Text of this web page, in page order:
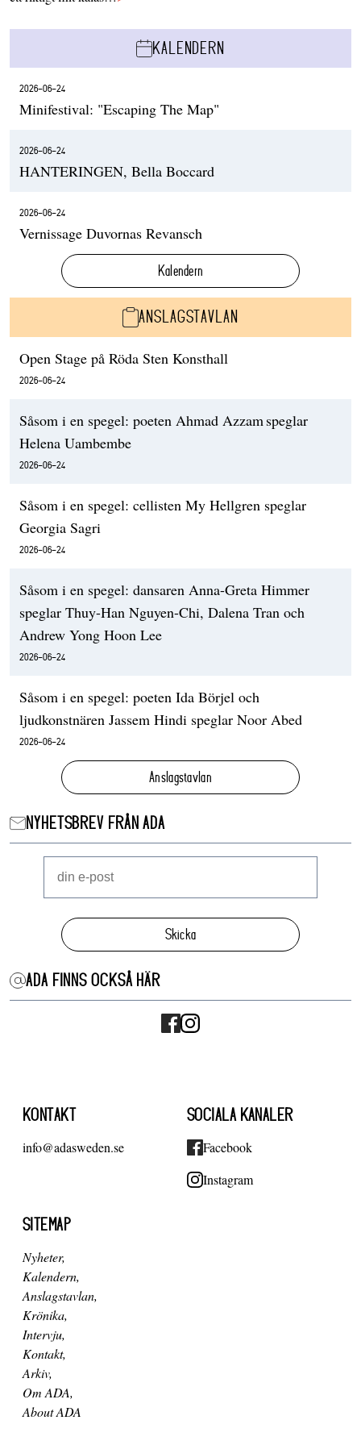
KALENDERN
2026-06-24
Minifestival: "Escaping The Map"
2026-06-24
HANTERINGEN, Bella Boccard
2026-06-24
Vernissage Duvornas Revansch
Kalendern
ANSLAGSTAVLAN
Open Stage på Röda Sten Konsthall
2026-06-24
Såsom i en spegel: poeten Ahmad Azzam speglar
Helena Uambembe
2026-06-24
Såsom i en spegel: cellisten My Hellgren speglar
Georgia Sagri
2026-06-24
Såsom i en spegel: dansaren Anna-Greta Himmer
speglar Thuy-Han Nguyen-Chi, Dalena Tran och
Andrew Yong Hoon Lee
2026-06-24
Såsom i en spegel: poeten Ida Börjel och
ljudkonstnären Jassem Hindi speglar Noor Abed
2026-06-24
Anslagstavlan
NYHETSBREV FRÅN ADA
Skicka
ADA FINNS OCKSÅ HÄR
KONTAKT
info@adasweden.se
SOCIALA KANALER
Facebook
Instagram
SITEMAP
Nyheter
Kalendern
Anslagstavlan
Krönika
Intervju
Kontakt
Arkiv
Om ADA
About ADA